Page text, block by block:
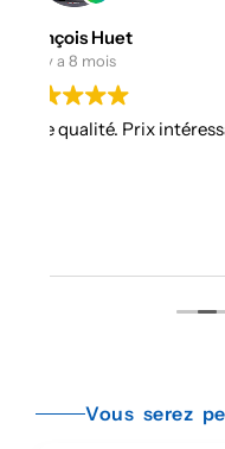
Je suis à mon
toujours
Les kits sont
Vous serez